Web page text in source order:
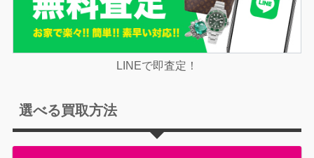
LINEで即査定！
選べる買取方法